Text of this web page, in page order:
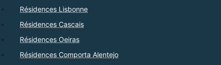
Résidences Lisbonne
Résidences Cascais
Résidences Oeiras
Résidences Comporta Alentejo